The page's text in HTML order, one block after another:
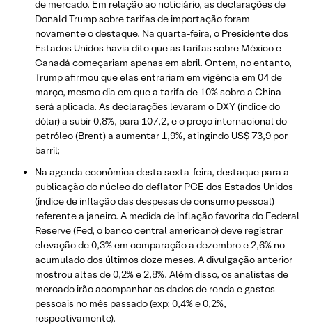
de mercado. Em relação ao noticiário, as declarações de
Donald Trump sobre tarifas de importação foram
novamente o destaque. Na quarta-feira, o Presidente dos
Estados Unidos havia dito que as tarifas sobre México e
Canadá começariam apenas em abril. Ontem, no entanto,
Trump afirmou que elas entrariam em vigência em 04 de
março, mesmo dia em que a tarifa de 10% sobre a China
será aplicada. As declarações levaram o DXY (índice do
dólar) a subir 0,8%, para 107,2, e o preço internacional do
petróleo (Brent) a aumentar 1,9%, atingindo US$ 73,9 por
barril;
Na agenda econômica desta sexta-feira, destaque para a
publicação do núcleo do deflator PCE dos Estados Unidos
(índice de inflação das despesas de consumo pessoal)
referente a janeiro. A medida de inflação favorita do Federal
Reserve (Fed, o banco central americano) deve registrar
elevação de 0,3% em comparação a dezembro e 2,6% no
acumulado dos últimos doze meses. A divulgação anterior
mostrou altas de 0,2% e 2,8%. Além disso, os analistas de
mercado irão acompanhar os dados de renda e gastos
pessoais no mês passado (exp: 0,4% e 0,2%,
respectivamente).